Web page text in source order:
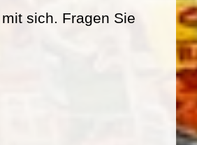
sich. Fragen Sie